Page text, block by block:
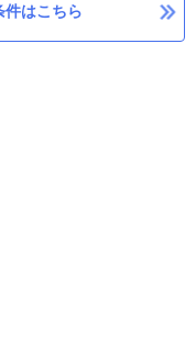
件はこちら